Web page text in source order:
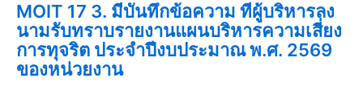
MOIT 17 3. มีบันทึกข้อความ ที่ผู้บริหารลง
นามรับทราบรายงานแผนบริหารความเสี่ยง
การทุจริต ประจำปีงบประมาณ พ.ศ. 2569
ของหน่วยงาน